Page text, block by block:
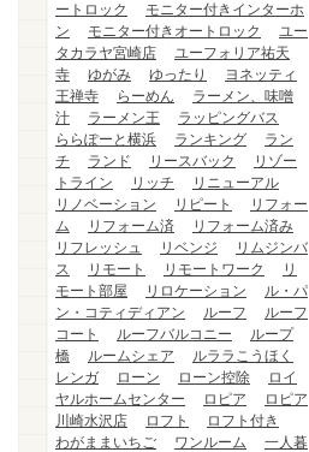
ートロック
モニター付きインターホ
ン
モニター付きオートロック
ユー
タカラヤ宮崎店
ユーフォリア祐天
寺
ゆがみ ゆったり
ヨネッティ
王禅寺
らーめん
ラーメン、味噌
汁
ラーメン王
ラッピングバス
ららぽーと横浜
ランキング
ラン
チ
ランド リースバック
リゾー
トライン
リッチ
リニューアル
リノベーション
リピート
リフォー
ム
リフォーム済
リフォーム済み
リフレッシュ
リベンジ
リムジンバ
ス
リモート リモートワーク
リ
モート部屋
リロケーション
ル・パ
ン・コティディアン
ルーフ
ルーフ
コート
ルーフバルコニー
ループ
橋
ルームシェア
ルララこうほく
レンガ
ローン ローン控除
ロイ
ヤルホームセンター
ロピア
ロピア
川崎水沢店
ロフト
ロフト付き
わがままいちご
ワンルーム
一人暮